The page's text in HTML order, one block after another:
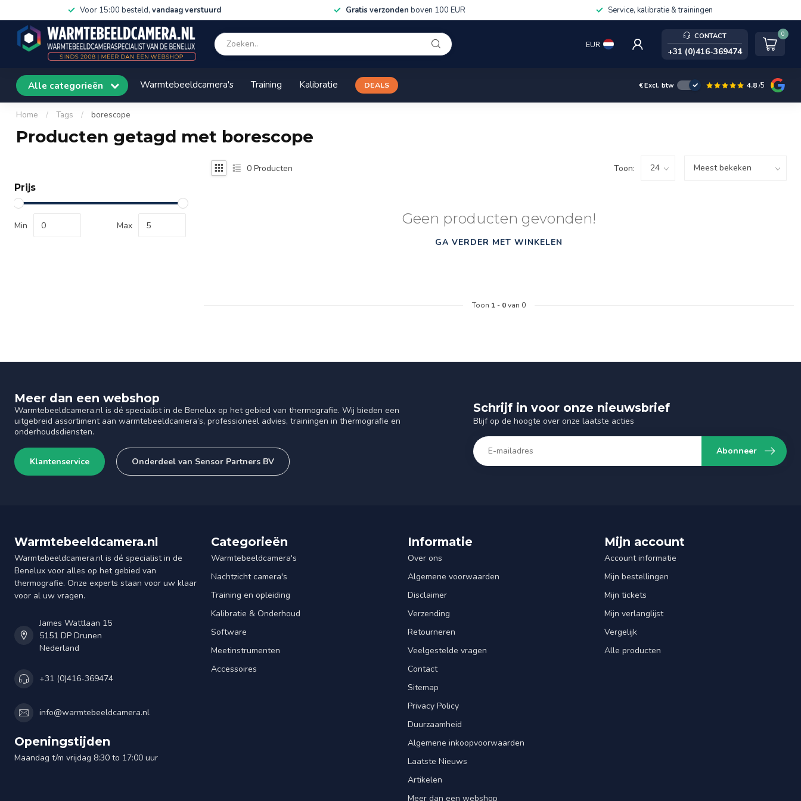
Voor 15:00 besteld, vandaag verstuurd Gratis verzonden boven 100 EUR Service, kalibratie & trainingen
EUR
CONTACT
+31 (0)416-369474
0
Alle categorieën Warmtebeeldcamera's Training Kalibratie DEALS €Excl. btw 4.8/5
Home / Tags / borescope
Producten getagd met borescope
Prijs
Min Max
0 Producten Toon:
Geen producten gevonden!
GA VERDER MET WINKELEN
Toon 1 - 0van 0
Meer dan een webshop
Warmtebeeldcamera.nl is dé specialist in de Benelux op het gebied van thermografie. Wij bieden een
uitgebreid assortiment aan warmtebeeldcamera’s, professioneel advies, trainingen in thermografie en
onderhoudsdiensten.
Klantenservice Onderdeel van Sensor Partners BV
Schrijf in voor onze nieuwsbrief
Blijf op de hoogte over onze laatste acties
Abonneer
Warmtebeeldcamera.nl
Warmtebeeldcamera.nl is dé specialist in de
Benelux voor alles op het gebied van
thermografie. Onze experts staan voor uw klaar
voor al uw vragen.
James Wattlaan 15
5151 DP Drunen
Nederland
+31 (0)416-369474
info@warmtebeeldcamera.nl
Openingstijden
Maandag t/m vrijdag 8:30 to 17:00 uur
Categorieën
Warmtebeeldcamera's
Nachtzicht camera's
Training en opleiding
Kalibratie & Onderhoud
Software
Meetinstrumenten
Accessoires
Informatie
Over ons
Algemene voorwaarden
Disclaimer
Verzending
Retourneren
Veelgestelde vragen
Contact
Sitemap
Privacy Policy
Duurzaamheid
Algemene inkoopvoorwaarden
Laatste Nieuws
Artikelen
Meer dan een webshop
Mijn account
Account informatie
Mijn bestellingen
Mijn tickets
Mijn verlanglijst
Vergelijk
Alle producten